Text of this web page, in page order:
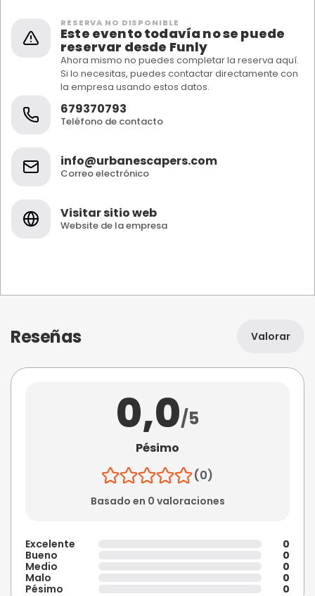
RESERVA NO DISPONIBLE
Este evento todavía no se puede
reservar desde Funly
Ahora mismo no puedes completar la reserva aquí.
Si lo necesitas, puedes contactar directamente con
la empresa usando estos datos.
679370793
Teléfono de contacto
info@urbanescapers.com
Correo electrónico
Visitar sitio web
Website de la empresa
Reseñas Valorar
0,0/5
Pésimo
(0)
Basado en 0 valoraciones
Excelente
0
Bueno
0
Medio
0
Malo
0
Pésimo
0